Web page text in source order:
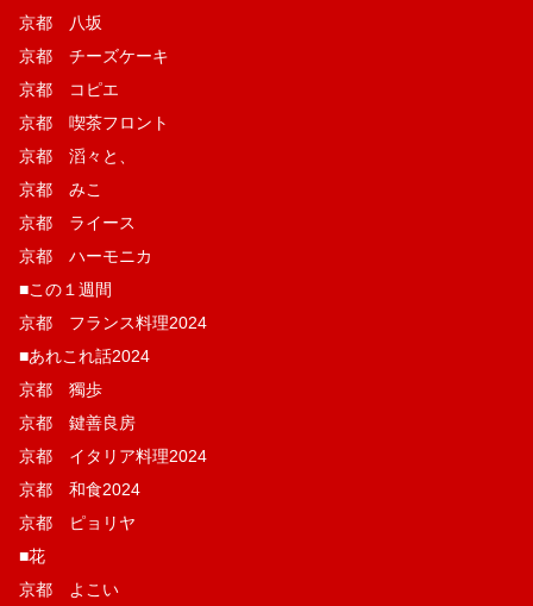
京都 八坂
京都 チーズケーキ
京都 コピエ
京都 喫茶フロント
京都 滔々と、
京都 みこ
京都 ライース
京都 ハーモニカ
■この１週間
京都 フランス料理2024
■あれこれ話2024
京都 獨歩
京都 鍵善良房
京都 イタリア料理2024
京都 和食2024
京都 ピョリヤ
■花
京都 よこい